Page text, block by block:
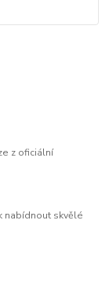
z oficiální
nabídnout skvělé